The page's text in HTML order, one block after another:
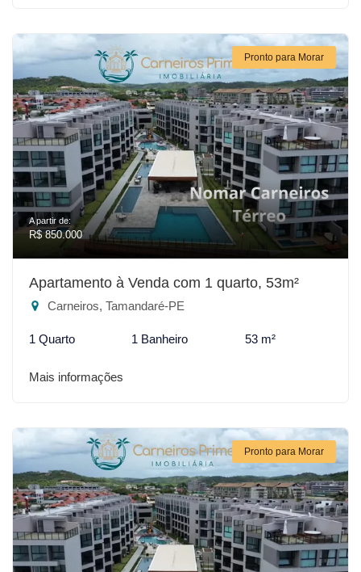
Pronto para Morar
A partir de:
R$ 850.000
Apartamento à Venda com 1 quarto, 53m²
Carneiros, Tamandaré-PE
1 Quarto 1 Banheiro 53 m²
Mais informações
Pronto para Morar